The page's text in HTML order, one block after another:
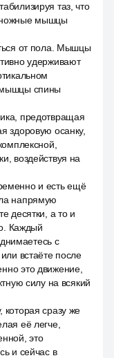
таз, что
мышцы
от пола. Мышцы
удерживают
спины
предотвращая
здоровую осанку,
воздействуя на
и есть ещё
напрямую
десятки, а то и
Каждый
с
встаёте после
это движение,
силу на всякий
сразу же
её легче,
это
и сейчас в